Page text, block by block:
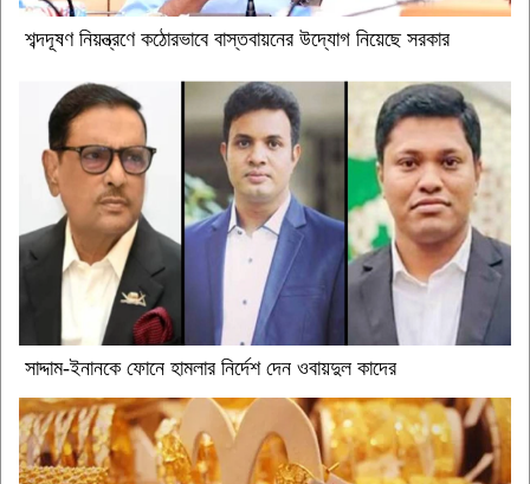
শব্দদূষণ নিয়ন্ত্রণে কঠোরভাবে বাস্তবায়নের উদ্যোগ নিয়েছে সরকার
সাদ্দাম-ইনানকে ফোনে হামলার নির্দেশ দেন ওবায়দুল কাদের